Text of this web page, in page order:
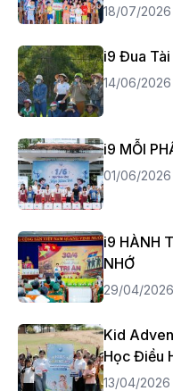
18/07/2026
i9 Đua Tài
14/06/2026
i9 MỖI
01/06/2026
i9 HÀNH
NHỚ
29/04/2026
Kid
Học Điều
13/04/2026